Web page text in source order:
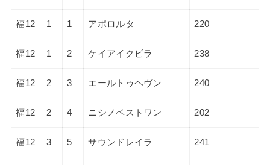
福12 1 1 アポロルタ 220
福12 1 2 ケイアイクビラ 238
福12 2 3 エールトゥヘヴン 240
福12 2 4 ニシノベストワン 202
福12 3 5 サウンドレイラ 241